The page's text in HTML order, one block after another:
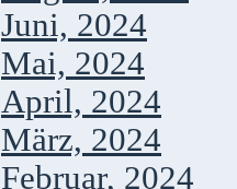
Juni, 2024
Mai, 2024
April, 2024
März, 2024
Februar, 2024